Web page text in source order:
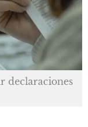
declaraciones